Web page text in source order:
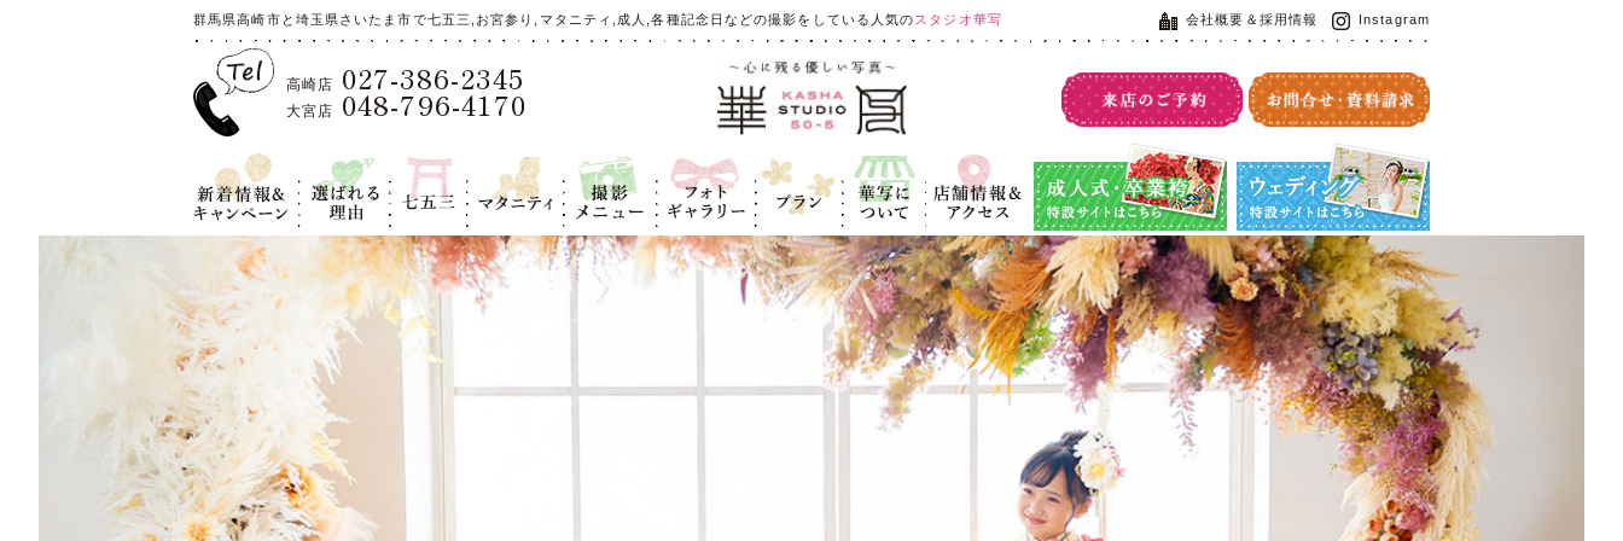
群馬県高崎市と埼玉県さいたま市で七五三,お宮参り,マタニティ,成人,各種記念日などの撮影をしている人気のスタジオ華写
高崎店 027-386-2345
大宮店 048-796-4170
会社概要＆採用情報 Instagram
新着情報＆キ
ャンペーン
選ばれる理
由
七五三 マタニティ
撮影メニュ
ー
フォトギャラ
リー
プラン
華写につい
て
店舗情報＆ア
クセス
成人式・卒業袴特設サイト ウエディング特設サイト